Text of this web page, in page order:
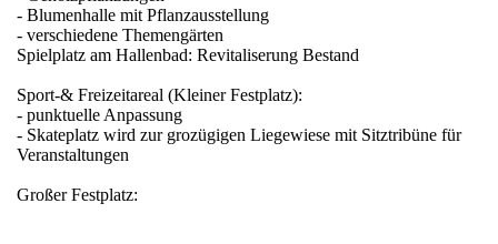
- Blumenhalle mit Pflanzausstellung
- verschiedene Themengärten
Spielplatz am Hallenbad: Revitaliserung Bestand
Sport-& Freizeitareal (Kleiner Festplatz):
- punktuelle Anpassung
- Skateplatz wird zur grozügigen Liegewiese mit Sitztribüne für
Veranstaltungen
Großer Festplatz: